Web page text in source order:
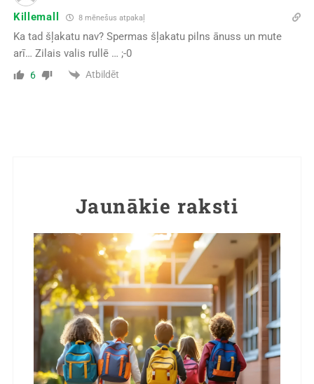
Killemall 8 mēnešus atpakaļ
Ka tad šļakatu nav? Spermas šļakatu pilns ānuss un mute
arī… Zilais valis rullē … ;-0
6 Atbildēt
Jaunākie raksti